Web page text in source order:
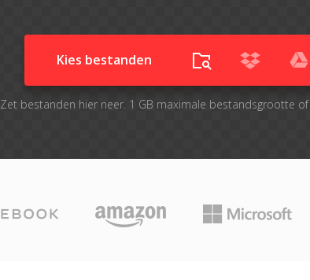
Kies bestanden
Zet bestanden hier neer. 1 GB maximale bestandsgrootte of